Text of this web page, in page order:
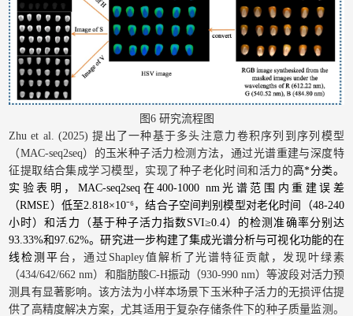
图6 研究流程图
Zhu et al. (2025) 提出了一种基于多头注意力卷积序列到序列模型
（MAC-seq2seq）的玉米种子活力检测方法，通过光谱重建与深度特
征提取结合集成学习模型，实现了种子老化时间和活力的高*分类。
实验表明，MAC-seq2seq在400-1000 nm光谱范围内重建误差
（RMSE）低至2.818×10⁻⁶，结合子空间判别模型对老化时间（48-240
小时）和活力（基于种子活力指数SVI≥0.4）的检测准确率分别达
93.33%和97.62%。研究进一步构建了集成光谱分析与可视化功能的在
线检测平 台，通过Shapley值解析了光谱特征贡献，发现叶绿素
（434/642/662 nm）和脂肪酸C-H振动（930-990 nm）等波段对活力预
测具有显著影响。该方法为小样本场景下玉米种子活力的无损评估提
供了高精度解决方案，尤其适用于复杂存储条件下的种子质量监测。